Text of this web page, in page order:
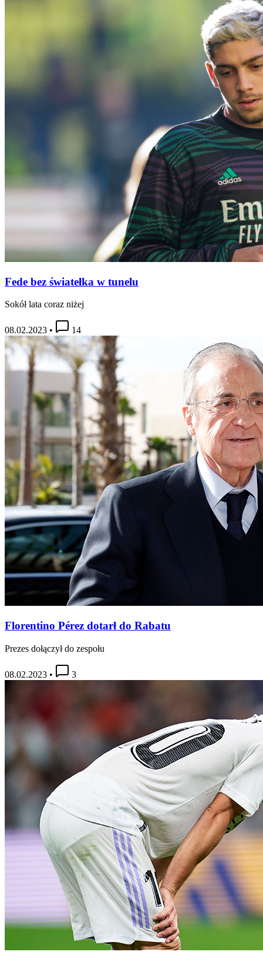
Fede bez światełka w tunelu
Sokół lata coraz niżej
08.02.2023 • 14
Florentino Pérez dotarł do Rabatu
Prezes dołączył do zespołu
08.02.2023 • 3